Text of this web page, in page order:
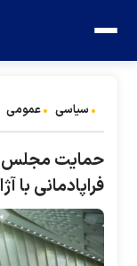
سیاسی عمومی
حمایت مجلس
فراپادمانی با